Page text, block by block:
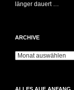
länger dauert …
ARCHIVE
Archive